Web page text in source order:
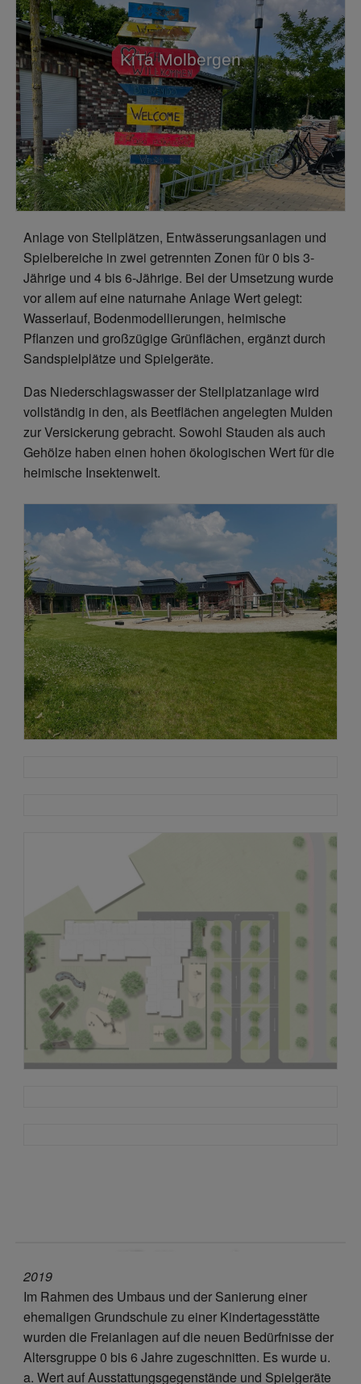
KiTa Molbergen
Anlage von Stellplätzen, Entwässerungsanlagen und
Spielbereiche in zwei getrennten Zonen für 0 bis 3-
Jährige und 4 bis 6-Jährige. Bei der Umsetzung wurde
vor allem auf eine naturnahe Anlage Wert gelegt:
Wasserlauf, Bodenmodellierungen, heimische
Pflanzen und großzügige Grünflächen, ergänzt durch
Sandspielplätze und Spielgeräte.
Das Niederschlagswasser der Stellplatzanlage wird
vollständig in den, als Beetflächen angelegten Mulden
zur Versickerung gebracht. Sowohl Stauden als auch
Gehölze haben einen hohen ökologischen Wert für die
heimische Insektenwelt.
2019
Im Rahmen des Umbaus und der Sanierung einer
ehemaligen Grundschule zu einer Kindertagesstätte
wurden die Freianlagen auf die neuen Bedürfnisse der
Altersgruppe 0 bis 6 Jahre zugeschnitten. Es wurde u.
a. Wert auf Ausstattungsgegenstände und Spielgeräte